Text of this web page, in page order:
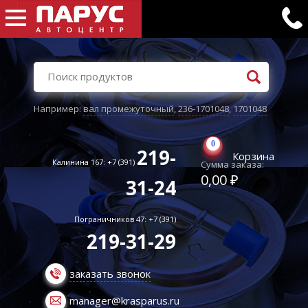
Например:вал промежуточный,236-1701048,1701048
Калинина 167: +7 (391) 219-
31-24
Пограничников 47: +7 (391)
219-31-29
заказать звонок
manager@krasparus.ru
0
Корзина
Сумма заказа:
0,00 ₽